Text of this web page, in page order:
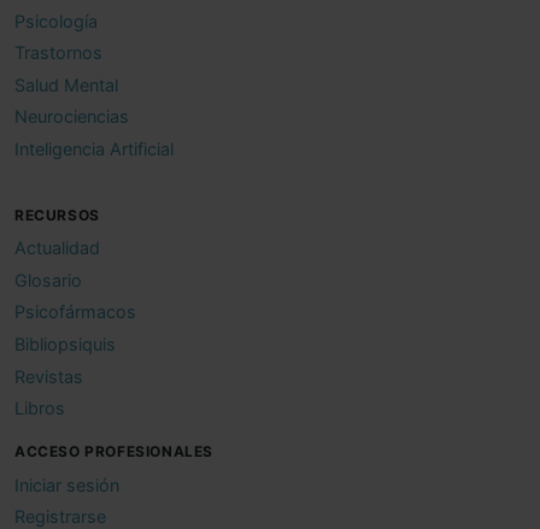
Psicología
Trastornos
Salud Mental
Neurociencias
Inteligencia Artificial
RECURSOS
Actualidad
Glosario
Psicofármacos
Bibliopsiquis
Revistas
Libros
ACCESO PROFESIONALES
Iniciar sesión
Registrarse